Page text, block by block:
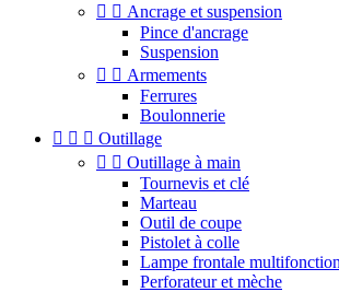
  Ancrage et suspension
Pince d'ancrage
Suspension
  Armements
Ferrures
Boulonnerie
   Outillage
  Outillage à main
Tournevis et clé
Marteau
Outil de coupe
Pistolet à colle
Lampe frontale
Perforateur et mèche